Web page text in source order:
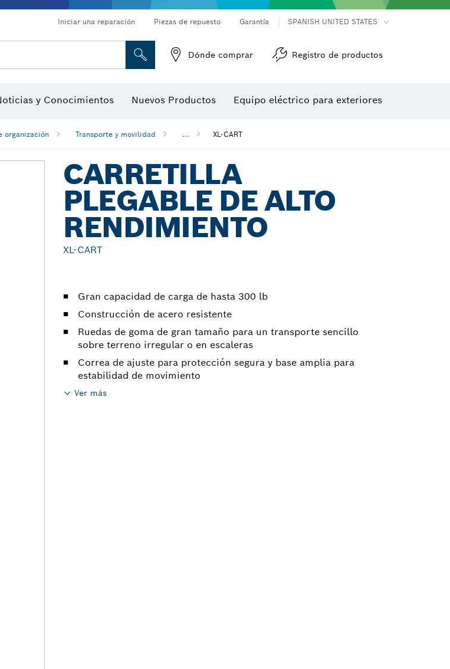
Iniciar una reparación Piezas de repuesto Garantía SPANISH UNITED STATES
Dónde comprar Registro de productos
y Conocimientos Nuevos Productos Equipo eléctrico para exteriores
organización Transporte y movilidad ... XL-CART
CARRETILLA
PLEGABLE DE ALTO
RENDIMIENTO
XL-CART
Gran capacidad de carga de hasta 300 lb
Construcción de acero resistente
Ruedas de goma de gran tamaño para un transporte sencillo
sobre terreno irregular o en escaleras
Correa de ajuste para protección segura y base amplia para
estabilidad de movimiento
Ver más